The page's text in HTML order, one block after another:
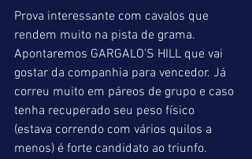
Prova interessante com cavalos que
rendem muito na pista de grama.
Apontaremos GARGALO’S HILL que vai
gostar da companhia para vencedor. Já
correu muito em páreos de grupo e caso
tenha recuperado seu peso físico
(estava correndo com vários quilos a
menos) é forte candidato ao triunfo.